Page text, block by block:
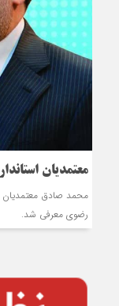
معتمدیان
محمد صادق معتمدیان
رضوی معرفی شد.